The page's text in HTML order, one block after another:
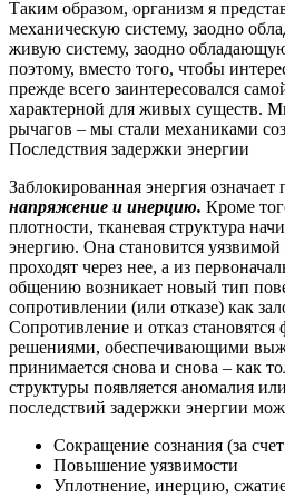
Таким образом, организм я
механическую систему, заодно
живую систему, заодно
поэтому, вместо того, чтобы
прежде всего заинтересовался
характерной для живых существ.
рычагов – мы стали механиками
Последствия задержки энергии
Заблокированная энергия
напряжение и инерцию. Кроме
плотности, тканевая структура
энергию. Она становится
проходят через нее, а из
общению возникает новый тип
сопротивлении (или отказе) как
Сопротивление и отказ
решениями, обеспечивающими
принимается снова и снова – как
структуры появляется аномалия
последствий задержки энергии
Сокращение сознания (за
Повышение уязвимости
Уплотнение, инерцию,